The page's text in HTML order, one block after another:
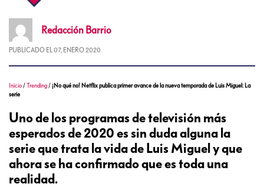
Redacción Barrio
PUBLICADO EL 07, ENERO 2020
Inicio /Trending /¡No qué no! Netflix publica primer avance de la nueva temporada de Luis Miguel: La
serie
Uno de los programas de televisión más
esperados de 2020 es sin duda alguna la
serie que trata la vida de Luis Miguel y que
ahora se ha confirmado que es toda una
realidad.